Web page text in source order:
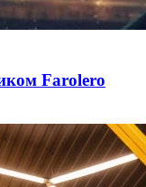
Farolero